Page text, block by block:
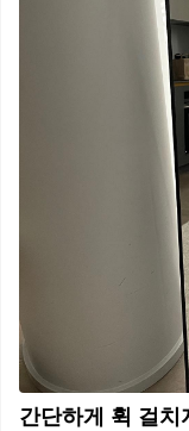
간단하게 휙 걸치